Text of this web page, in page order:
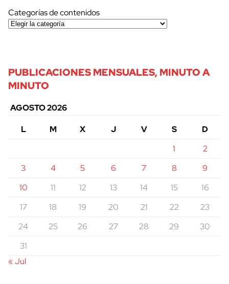
Categorías de contenidos
PUBLICACIONES MENSUALES, MINUTO A
MINUTO
AGOSTO 2026
L
M X J V S
D
1
2
3
4 5 6 7 8
9
10
11 12 13 14 15
16
17
18 19 20 21 22
23
24
25 26 27 28 29
30
31
« Jul